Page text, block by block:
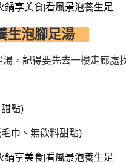
生泡腳足湯
，記得要先去一樓走廊處
點)
巾、無飲料甜點)